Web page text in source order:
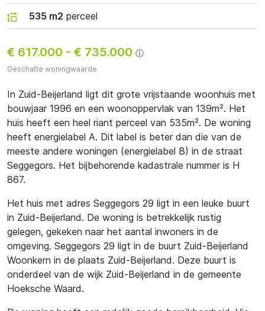
535 m2 perceel
€ 617.000 - € 735.000
Geschatte woningwaarde
In Zuid-Beijerland ligt dit grote vrijstaande woonhuis met
bouwjaar 1996 en een woonoppervlak van 139m². Het
huis heeft een heel riant perceel van 535m². De woning
heeft energielabel A. Dit label is beter dan die van de
meeste andere woningen (energielabel B) in de straat
Seggegors. Het bijbehorende kadastrale nummer is H
867.
Het huis met adres Seggegors 29 ligt in een leuke buurt
in Zuid-Beijerland. De woning is betrekkelijk rustig
gelegen, gekeken naar het aantal inwoners in de
omgeving. Seggegors 29 ligt in de buurt Zuid-Beijerland
Woonkern in de plaats Zuid-Beijerland. Deze buurt is
onderdeel van de wijk Zuid-Beijerland in de gemeente
Hoeksche Waard.